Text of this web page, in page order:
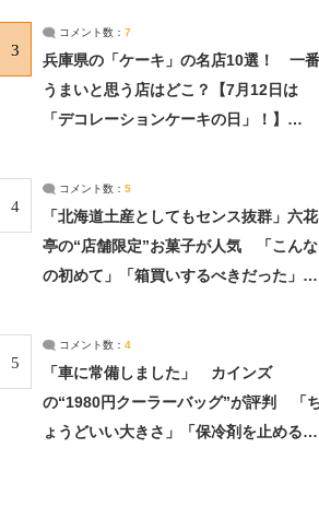
3
コメント数： 7
兵庫県の「ケーキ」の名店10選！ 一番
うまいと思う店はどこ？【7月12日は
「デコレーションケーキの日」！】
4
コメント数： 5
「北海道土産としてもセンス抜群」六花
亭の“店舗限定”お菓子が人気 「こんな
の初めて」「箱買いするべきだった」
5
コメント数： 4
「車に常備しました」 カインズ
の“1980円クーラーバッグ”が評判 「
ょうどいい大きさ」「保冷剤を止めるベ